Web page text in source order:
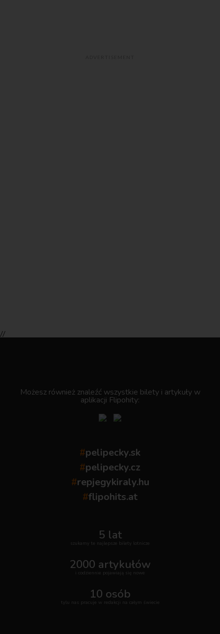
//
Możesz również znaleźć wszystkie bilety i artykuły w
aplikacji Flipohity:
#pelipecky.sk
#pelipecky.cz
#repjegykiraly.hu
#flipohits.at
5 lat
szukamy te najlepsze bilety lotnicze
2000 artykułów
i codziennie pojawiają się nowe
10 osób
tylu nas pracuje w redakcji na całym świecie